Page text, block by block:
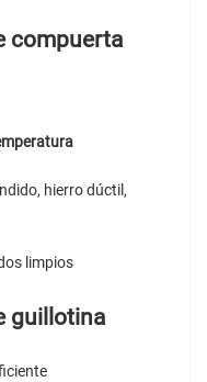
compuerta
hierro dúctil,
limpios
guillotina